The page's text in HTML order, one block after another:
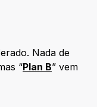
Nada de
“Plan B” vem